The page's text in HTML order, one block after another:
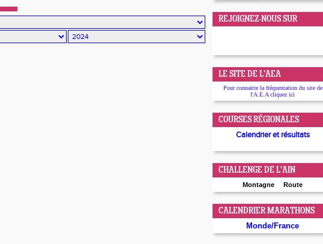
REJOIGNEZ-NOUS SUR
LE SITE DE L'AEA
Pour connaitre la fréquentation du site de
l'A.E.A cliquez ici
COURSES RÉGIONALES
Calendrier et résultats
CHALLENGE DE L'AIN
Montagne Route
CALENDRIER MARATHONS
Monde/France